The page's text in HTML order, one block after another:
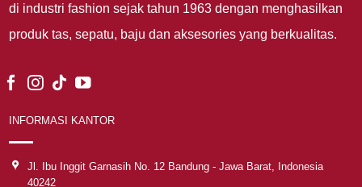
di industri fashion sejak tahun 1963 dengan menghasilkan
produk tas, sepatu, baju dan aksesories yang berkualitas.
INFORMASI KANTOR
Jl. Ibu Inggit Garnasih No. 12 Bandung - Jawa Barat, Indonesia
40242